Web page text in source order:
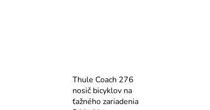
Thule Coach 276
nosič bicyklov na
ťažného zariadenia